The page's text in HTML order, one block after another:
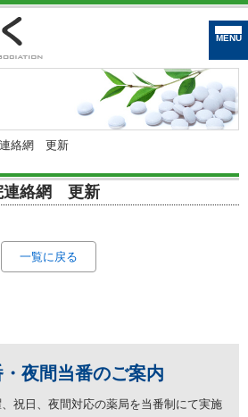
まつやく｜松戸市
絡網 更新
連絡網 更新
一覧に戻る
夜間当番のご案内
祝日、夜間対応の薬局を当番制にて実施